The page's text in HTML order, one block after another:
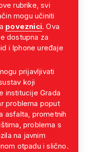
rubrike, svi
mogu učiniti
poveznici. Ova
dostupna za
i Iphone uređaje
prijavljivati
koji
institucije Grada
problema poput
asfalta, prometnih
problema s
na javnim
otpadu i slično.